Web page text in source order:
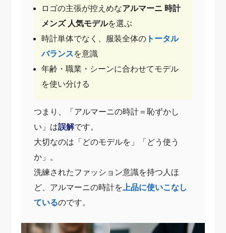
ロゴの主張が控えめなアルマーニ 時計
メンズ 人気モデルを選ぶ
時計単体でなく、服装全体の トータル
バランスを意識
年齢・職業・シーンに合わせてモデル
を使い分ける
つまり、「アルマーニの時計＝恥ずかし
い」は誤解です。
大切なのは「どのモデルを」「どう使う
か」。
洗練されたファッション意識を持つ人ほ
ど、アルマーニの時計を 上品に使いこなし
ているのです。